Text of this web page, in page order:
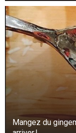
Mangez du